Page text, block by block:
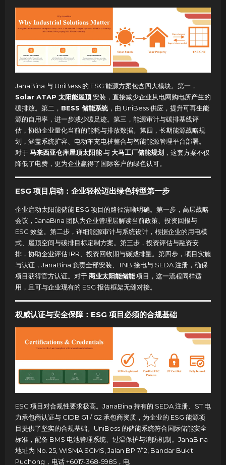
JanaBina 与 UniBess 的 ESG 能源方案包含四大模块。第一，
Solar ATAP 太阳能屋顶安装，直接减少企业从电网购电所产生的
碳排放。第二， BESS 储能系统，由 UniBess 供应，提升可再生能
源的自用率，进一步减少碳足迹。第三，能源审计与碳排基线评
估，协助企业量化当前的能耗与排放数据。第四，长期能源战略规
划，涵盖系统扩容、电动车充电桩整合与智能能源管理平台部署。
对于马来西亚仓库屋顶太阳能与大马工厂储能规划 ，这套方案不仅
降低了电费，更为企业赢得了国际客户的绿色认可。
ESG 项目启动：企业轻松迈出绿色转型第一步
企业启动太阳能储能 ESG 项目的路径清晰明确。第一步，高层战略
会议，JanaBina 团队为企业管理层解读当前政策、投资回报与
ESG 效益。第二步，详细能源审计与系统设计，根据企业的用电模
式、屋顶空间与碳排目标定制方案。第三步，投资评估与融资安
排，协助企业评估 IRR、投资回收期与碳减排量。第四步，项目实施
与认证，JanaBina 负责全部安装、TNB 接电与 SEDA 注册，确保
项目获得官方认证。对于商业太阳能储能项目，这一流程同样适
用，且可与企业现有的 ESG 报告框架无缝对接。
权威认证与安全保障：ESG 项目必须的合规基础
ESG 项目对合规性要求极高。JanaBina 持有的 SEDA 注册、ST 电
力承包商认证与 CIDB G1 / G2 承包商资质，为企业的 ESG 能源项
目提供了坚实的合规基础。UniBess 的储能系统符合国际储能安全
标准，配备 BMS 电池管理系统、过温保护与消防机制。JanaBina
地址为 No. 25, WISMA SCMS, Jalan BP 7/12, Bandar Bukit
Puchong，电话 +6017-368-5985，电